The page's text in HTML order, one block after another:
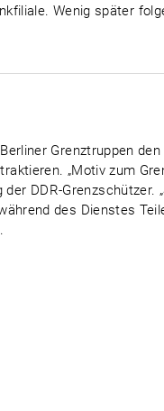
Wenig später
Grenztruppen
„Motiv zum
DDR-Grenzschützer.
des Dienstes